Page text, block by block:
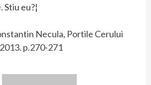
eu?¦
Necula, Portile Cerului
p.270-271